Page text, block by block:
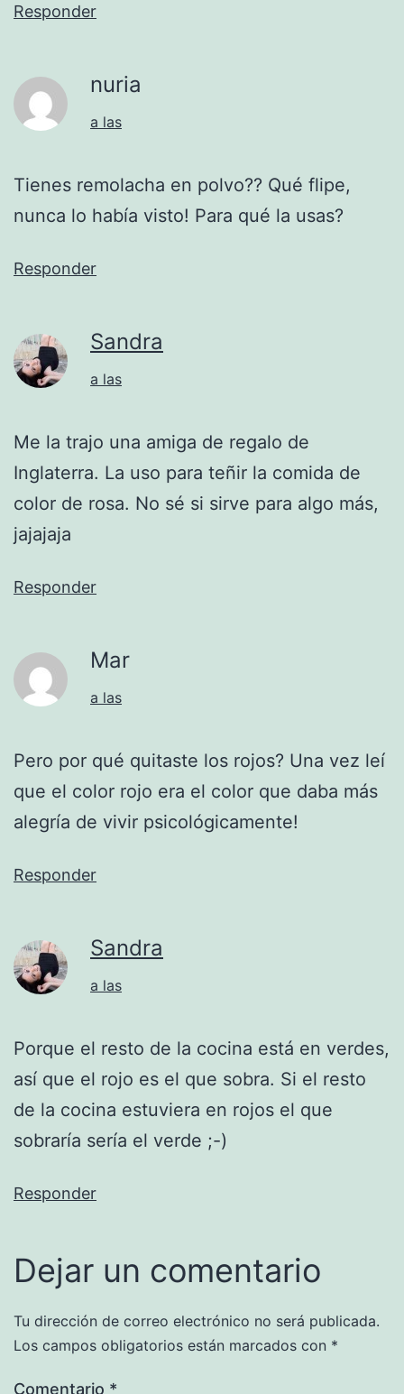
Responder
nuria
a las
Tienes remolacha en polvo?? Qué flipe,
nunca lo había visto! Para qué la usas?
Responder
Sandra
a las
Me la trajo una amiga de regalo de
Inglaterra. La uso para teñir la comida de
color de rosa. No sé si sirve para algo más,
jajajaja
Responder
Mar
a las
Pero por qué quitaste los rojos? Una vez leí
que el color rojo era el color que daba más
alegría de vivir psicológicamente!
Responder
Sandra
a las
Porque el resto de la cocina está en verdes,
así que el rojo es el que sobra. Si el resto
de la cocina estuviera en rojos el que
sobraría sería el verde ;-)
Responder
Dejar un comentario
Tu dirección de correo electrónico no será publicada.
Los campos obligatorios están marcados con *
Comentario *